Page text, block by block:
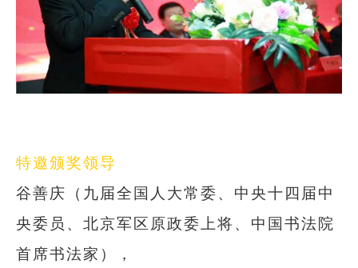
特邀颁奖领导
谷善庆（九届全国人大常委、中央十四届中
央委员、北京军区原政委上将、中国书法院
首席书法家），